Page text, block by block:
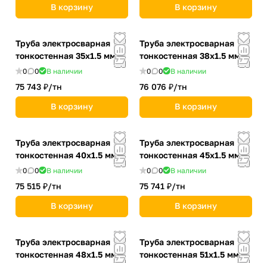
В корзину
В корзину
Труба электросварная
тонкостенная 35х1.5 мм
0 0 В наличии
75 743 ₽/тн
В корзину
Труба электросварная
тонкостенная 38х1.5 мм
0 0 В наличии
76 076 ₽/тн
В корзину
Труба электросварная
тонкостенная 40х1.5 мм
0 0 В наличии
75 515 ₽/тн
В корзину
Труба электросварная
тонкостенная 45х1.5 мм
0 0 В наличии
75 741 ₽/тн
В корзину
Труба электросварная
тонкостенная 48х1.5 мм
Труба электросварная
тонкостенная 51х1.5 мм